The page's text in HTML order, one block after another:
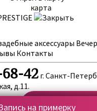
на примерку
аксессуары
Контакты
68-42 г. Санкт-
д.11.
Запись на